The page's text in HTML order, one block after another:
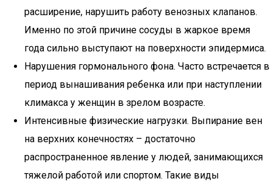
расширение, нарушить работу венозных клапанов.
Именно по этой причине сосуды в жаркое время
года сильно выступают на поверхности эпидермиса.
Нарушения гормонального фона. Часто встречается в
период вынашивания ребенка или при наступлении
климакса у женщин в зрелом возрасте.
Интенсивные физические нагрузки. Выпирание вен
на верхних конечностях – достаточно
распространенное явление у людей, занимающихся
тяжелой работой или спортом. Такие виды